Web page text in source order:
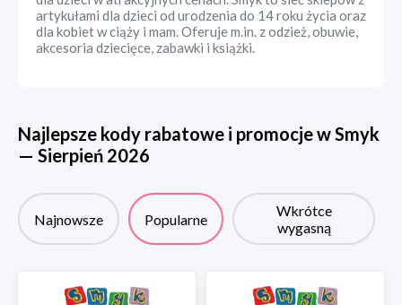
artykułami dla dzieci od urodzenia do 14 roku życia oraz
dla kobiet w ciąży i mam. Oferuje m.in. z odzież, obuwie,
akcesoria dziecięce, zabawki i książki.
Najlepsze kody rabatowe i promocje wSmyk
— Sierpień 2026
Najnowsze Popularne
Wkrótce
wygasną